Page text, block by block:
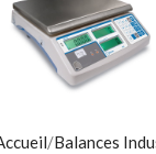
/Balances